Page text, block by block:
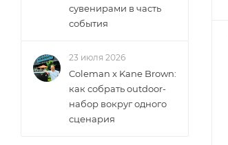
сувенирами в часть
события
23 июля 2026
Coleman x Kane Brown:
как собрать outdoor-
набор вокруг одного
сценария